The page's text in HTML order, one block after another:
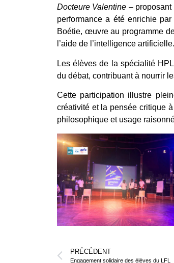
Docteure Valentine –
performance a été enrichie par
Boétie, œuvre au programme
l’aide de l’intelligence artificielle.
Les élèves de la spécialité
du débat, contribuant à nourrir
Cette participation illustre
créativité et la pensée critique
philosophique et usage
PRÉCÉDENT
Engagement solidaire des élèves du LFL